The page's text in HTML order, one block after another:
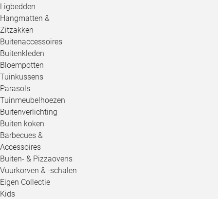
Ligbedden
Hangmatten &
Zitzakken
Buitenaccessoires
Buitenkleden
Bloempotten
Tuinkussens
Parasols
Tuinmeubelhoezen
Buitenverlichting
Buiten koken
Barbecues &
Accessoires
Buiten- & Pizzaovens
Vuurkorven & -schalen
Eigen Collectie
Kids